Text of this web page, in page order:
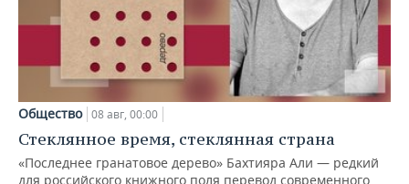
Общество 08 авг, 00:00
Стеклянное время, стеклянная страна
«Последнее гранатовое дерево» Бахтияра Али — редкий
для российского книжного поля перевод современного